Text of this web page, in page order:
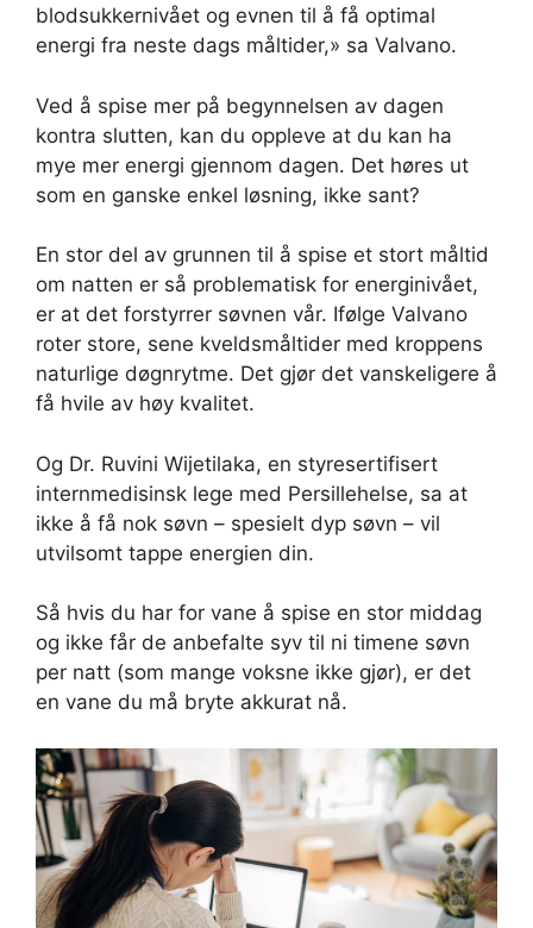
blodsukkernivået og evnen til å få optimal
energi fra neste dags måltider,» sa Valvano.
Ved å spise mer på begynnelsen av dagen
kontra slutten, kan du oppleve at du kan ha
mye mer energi gjennom dagen. Det høres ut
som en ganske enkel løsning, ikke sant?
En stor del av grunnen til å spise et stort måltid
om natten er så problematisk for energinivået,
er at det forstyrrer søvnen vår. Ifølge Valvano
roter store, sene kveldsmåltider med kroppens
naturlige døgnrytme. Det gjør det vanskeligere å
få hvile av høy kvalitet.
Og Dr. Ruvini Wijetilaka, en styresertifisert
internmedisinsk lege med Persillehelse, sa at
ikke å få nok søvn – spesielt dyp søvn – vil
utvilsomt tappe energien din.
Så hvis du har for vane å spise en stor middag
og ikke får de anbefalte syv til ni timene søvn
per natt (som mange voksne ikke gjør), er det
en vane du må bryte akkurat nå.